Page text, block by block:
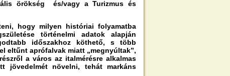
örökség és/vagy a Turizmus és
hogy milyen históriai folyamatba
történelmi adatok alapján
időszakhoz köthető, s több
eltűnt aprófalvak miatt „megnyúltak”,
a város az italmérésre alkalmas
jövedelmét növelni, tehát markáns